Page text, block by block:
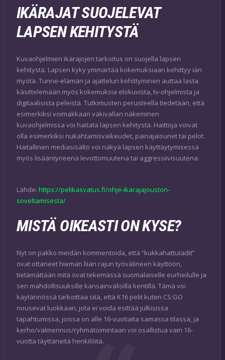
IKÄRAJAT SUOJELEVAT
LAPSEN KEHITYSTÄ
Kuvaohjelmien ikärajojen tarkoitus on suojella lapsen
kehitystä. Lapsen kyky ymmärtää kokemuksiaan kehittyy iän
myötä. Tunne-elämän ja ajattelun kehittyminen auttaa lasta
käsittelemään myös kokemuksia elokuvista, tv-ohjelmista ja
digitaalisista peleistä. Tutkimusten perusteella tiedetään, että
esimerkiksi voimakkaan väkivallan näkeminen
kuvaohjelmissa voi haitata lapsen kehitystä. Haittoja voivat
olla esimerkiksi nukahtamisvaikeudet, painajaisunet tai pelot.
Haitallinen mediasisältö voi näkyä lapsen käyttäytymisessä
myös lisääntyneenä levottomuutena tai aggressiivisuutena.
Lähde: https://pelikasvatus.fi/ohje-ikarajajouston-
soveltamisesta/
MISTÄ OIKEASTI ON KYSE?
Nyt on pakko meidän kommentoida, että “kukkahattutädit”
ovat ottaneet hieman liian rajun työvälineen käyttöön,
tietämättään mitä ovat tekemässä suomalaiselle eurheilulle ja
sen mahdollisuuksille kansainvälisillä kentillä. Tämä voi
käytännössä tarkoittaa sitä, että K16 pelit kuten CS:GO
nousevat luokkaan, jota ei voida esittää julkisissa
tapahtumissa, joissa on alle 16-vuotiaita samassa tilassa, ja
kerho/valmennus/ryhmätoimintaan voi osallistua vain 16-
vuotta täyttäneitä henkilöitä.